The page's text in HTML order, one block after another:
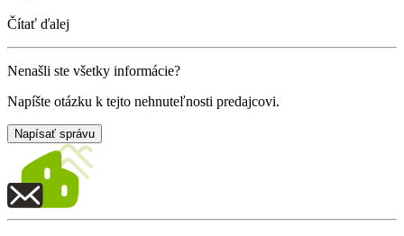
Čítať ďalej
Nenašli ste všetky informácie?
Napíšte otázku k tejto nehnuteľnosti predajcovi.
Napísať správu